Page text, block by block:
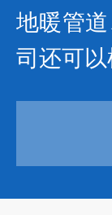
地暖管
司还可